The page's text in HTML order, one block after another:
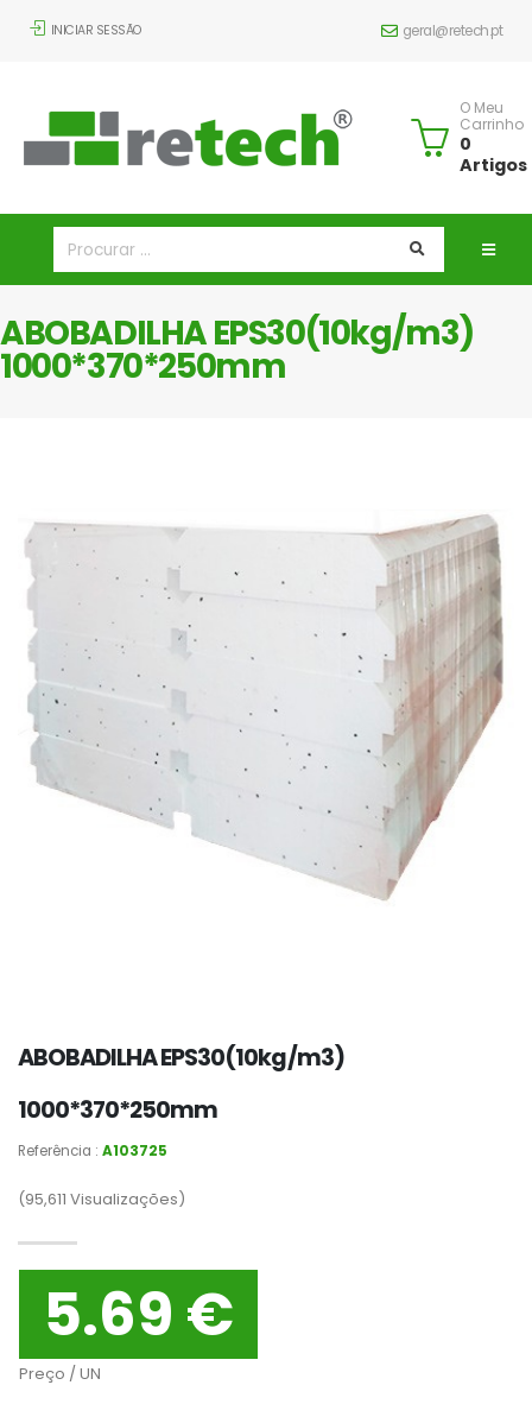
INICIAR SESSÃO geral@retech.pt
O Meu
Carrinho
0
Artigos
ABOBADILHA EPS30(10kg/m3)
1000*370*250mm
ABOBADILHA EPS30(10kg/m3)
1000*370*250mm
Referência : A103725
(95,611 Visualizações)
5.69 €
Preço / UN